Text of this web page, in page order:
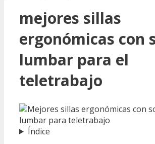
mejores sillas
ergonómicas con
lumbar para el
teletrabajo
Índice